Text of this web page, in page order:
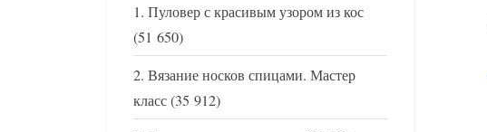
Пуловер с красивым узором из кос
(51 650)
Вязание носков спицами. Мастер
класс(35 912)